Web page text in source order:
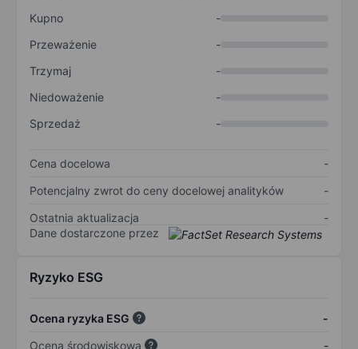
Kupno
-
Przeważenie
-
Trzymaj
-
Niedoważenie
-
Sprzedaż
-
Cena docelowa
-
Potencjalny zwrot do ceny docelowej analityków
-
Ostatnia aktualizacja
-
Dane dostarczone przez
Ryzyko ESG
Ocena ryzyka ESG
-
Ocena środowiskowa
-